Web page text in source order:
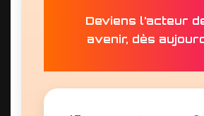
Deviens l’acteur
avenir, dès